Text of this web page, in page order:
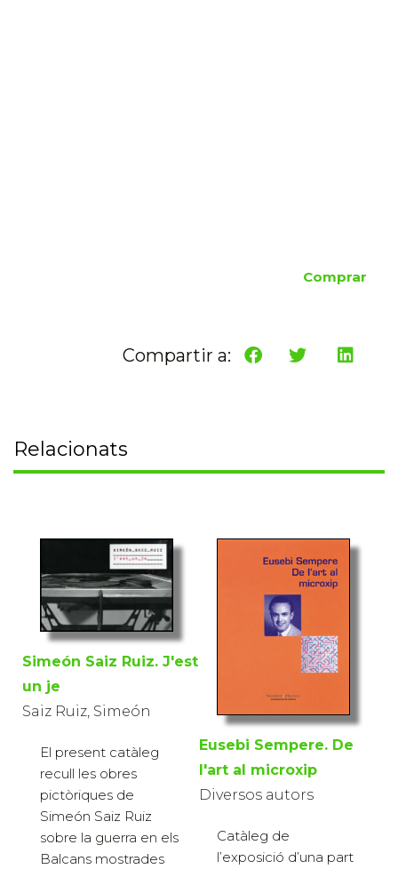
Comprar
Compartir a:
Relacionats
Simeón Saiz Ruiz. J'est
un je
Saiz Ruiz, Simeón
El present catàleg
recull les obres
pictòriques de
Simeón Saiz Ruiz
sobre la guerra en els
Balcans mostrades
Eusebi Sempere. De
l'art al microxip
Diversos autors
Catàleg de
l’exposició d’una part